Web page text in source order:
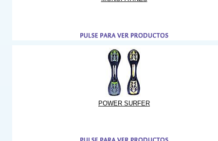
POWER SURFER